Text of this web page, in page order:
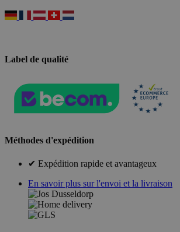
Label de qualité
Méthodes d'expédition
✔ Expédition rapide et avantageux
En savoir plus sur l'envoi et la livraison